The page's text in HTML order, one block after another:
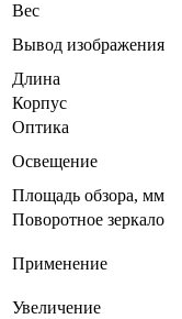
Вес
Вывод изображения
Длина
Корпус
Оптика
Освещение
Площадь обзора, мм
Поворотное зеркало
Применение
Увеличение